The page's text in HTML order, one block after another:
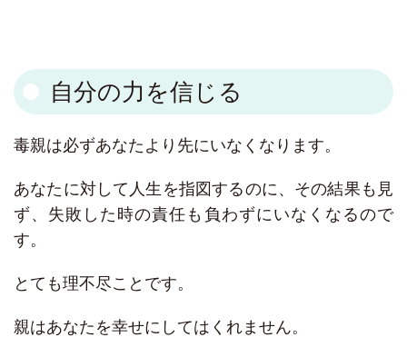
自分の力を信じる
毒親は必ずあなたより先にいなくなります。
あなたに対して人生を指図するのに、その結果も見
ず、失敗した時の責任も負わずにいなくなるので
す。
とても理不尽ことです。
親はあなたを幸せにしてはくれません。